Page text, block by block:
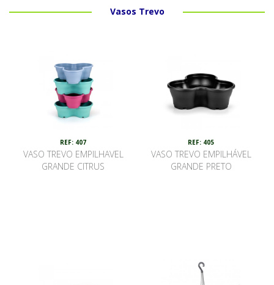
Vasos Trevo
REF: 407
VASO TREVO EMPILHAVEL
GRANDE CITRUS
REF: 405
VASO TREVO EMPILHÁVEL
GRANDE PRETO